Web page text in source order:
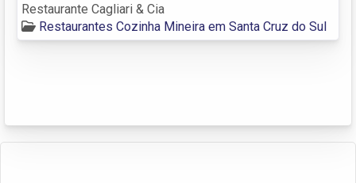
Restaurante Cagliari & Cia
Restaurantes Cozinha Mineira em Santa Cruz do Sul